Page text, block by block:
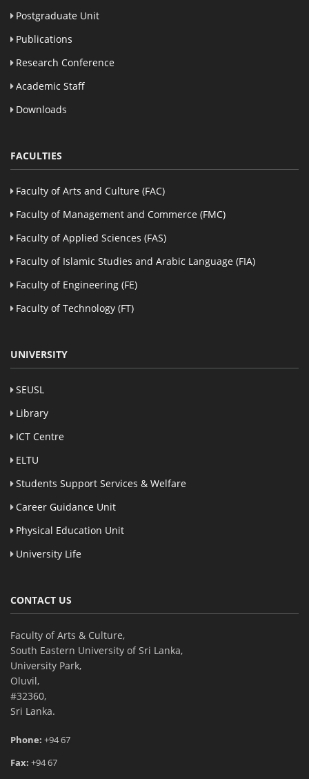
Postgraduate Unit
Publications
Research Conference
Academic Staff
Downloads
FACULTIES
Faculty of Arts and Culture (FAC)
Faculty of Management and Commerce (FMC)
Faculty of Applied Sciences (FAS)
Faculty of Islamic Studies and Arabic Language (FIA)
Faculty of Engineering (FE)
Faculty of Technology (FT)
UNIVERSITY
SEUSL
Library
ICT Centre
ELTU
Students Support Services & Welfare
Career Guidance Unit
Physical Education Unit
University Life
CONTACT US
Faculty of Arts & Culture,
South Eastern University of Sri Lanka,
University Park,
Oluvil,
#32360,
Sri Lanka.
Phone: +94 67
Fax: +94 67